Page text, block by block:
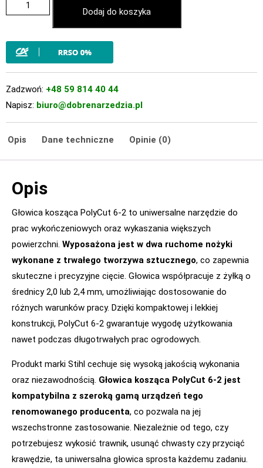
Dodaj do koszyka
Zadzwoń: +48 59 814 40 44
Napisz: biuro@dobrenarzedzia.pl
Opis Dane techniczne Opinie (0)
Opis
Głowica kosząca PolyCut 6-2 to uniwersalne narzędzie do
prac wykończeniowych oraz wykaszania większych
powierzchni. Wyposażona jest w dwa ruchome nożyki
wykonane z trwałego tworzywa sztucznego, co zapewnia
skuteczne i precyzyjne cięcie. Głowica współpracuje z żyłką o
średnicy 2,0 lub 2,4 mm, umożliwiając dostosowanie do
różnych warunków pracy. Dzięki kompaktowej i lekkiej
konstrukcji, PolyCut 6-2 gwarantuje wygodę użytkowania
nawet podczas długotrwałych prac ogrodowych.
Produkt marki Stihl cechuje się wysoką jakością wykonania
oraz niezawodnością. Głowica kosząca PolyCut 6-2 jest
kompatybilna z szeroką gamą urządzeń tego
renomowanego producenta, co pozwala na jej
wszechstronne zastosowanie. Niezależnie od tego, czy
potrzebujesz wykosić trawnik, usunąć chwasty czy przyciąć
krawędzie, ta uniwersalna głowica sprosta każdemu zadaniu.